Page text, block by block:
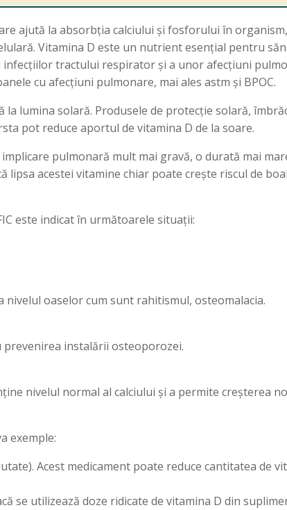
ajută la absorbția calciului și fosforului în
Vitamina D este un nutrient esențial pentru
tractului respirator și a unor afecțiuni
cu afecțiuni pulmonare, mai ales astm și BPOC.
lumina solară. Produsele de protecție solară,
pot reduce aportul de vitamina D de la soare.
pulmonară mult mai gravă, o durată mai
lipsa acestei vitamine chiar poate crește riscul de
este indicat în următoarele situații:
oaselor cum sunt rahitismul, osteomalacia.
instalării osteoporozei.
nivelul normal al calciului și a permite creșterea
exemple:
Acest medicament poate reduce cantitatea de
se utilizează doze ridicate de vitamina D din